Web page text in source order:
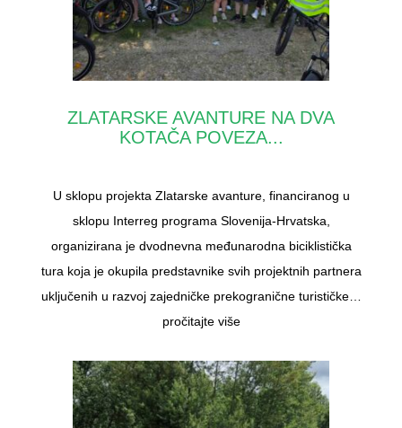
ZLATARSKE AVANTURE NA DVA
KOTAČA POVEZA...
U sklopu projekta Zlatarske avanture, financiranog u
sklopu Interreg programa Slovenija-Hrvatska,
organizirana je dvodnevna međunarodna biciklistička
tura koja je okupila predstavnike svih projektnih partnera
uključenih u razvoj zajedničke prekogranične turističke…
pročitajte više